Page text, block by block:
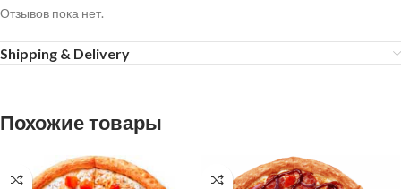
Отзывов пока нет.
Shipping & Delivery
Похожие товары